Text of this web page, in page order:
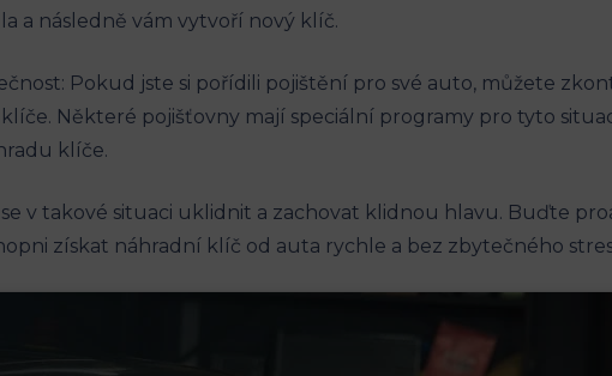
a následně vám vytvoří⁣ nový ‍klíč.
Pokud jste si pořídili pojištění pro ⁢své auto, můžete
Některé pojišťovny mají speciální programy pro tyto‌
klíče.
v takové ​situaci ‌uklidnit a zachovat klidnou hlavu. Buďte
získat ⁣náhradní klíč od auta rychle⁤ a‌ bez zbytečného